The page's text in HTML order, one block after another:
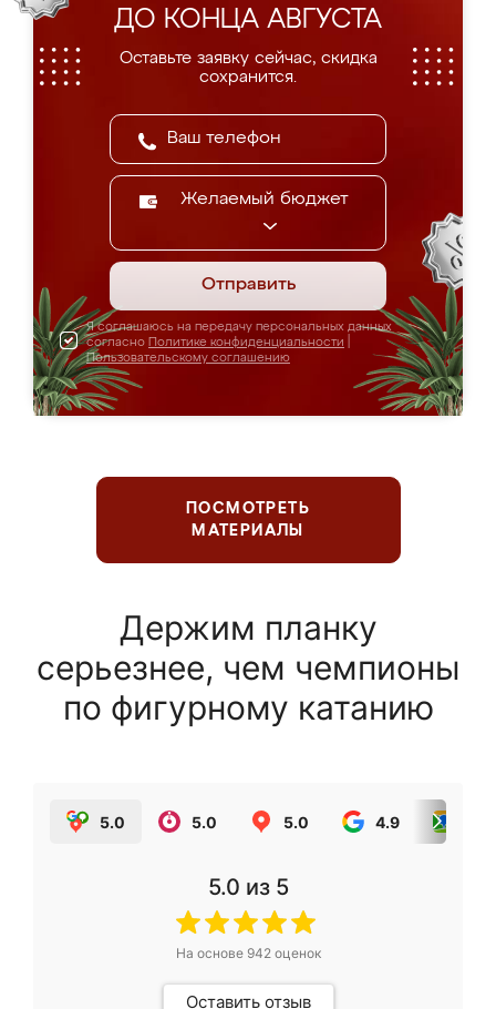
ДО КОНЦА АВГУСТА
Оставьте заявку сейчас, скидка
сохранится.
Желаемый бюджет
Отправить
Я соглашаюсь на передачу персональных данных
согласно Политике конфиденциальности
Пользовательскому соглашению
ПОСМОТРЕТЬ
МАТЕРИАЛЫ
Держим планку
серьезнее, чем чемпионы
по фигурному катанию
5.0 5.0 5.0 4.9
5.0 из 5
На основе 942оценок
Оставить отзыв